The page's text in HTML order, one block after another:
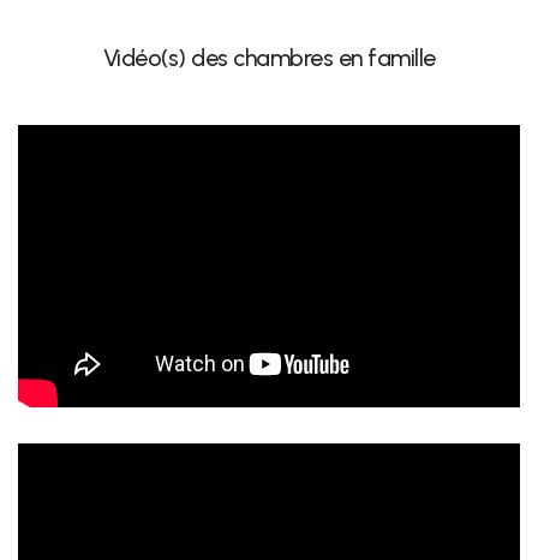
Vidéo(s) des chambres en famille